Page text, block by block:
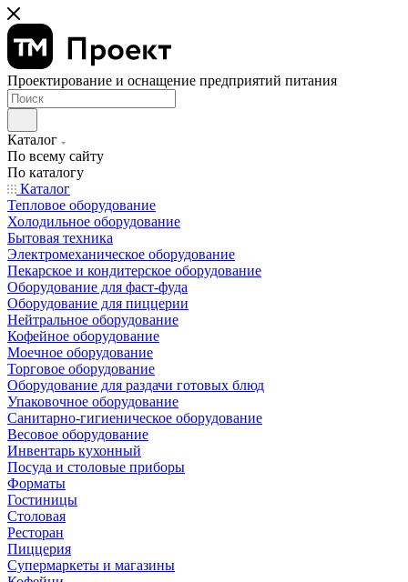
Проектирование и оснащение предприятий питания
Каталог
По всему сайту
По каталогу
Каталог
Тепловое оборудование
Холодильное оборудование
Бытовая техника
Электромеханическое оборудование
Пекарское и кондитерское оборудование
Оборудование для фаст-фуда
Оборудование для пиццерии
Нейтральное оборудование
Кофейное оборудование
Моечное оборудование
Торговое оборудование
Оборудование для раздачи готовых блюд
Упаковочное оборудование
Санитарно-гигиеническое оборудование
Весовое оборудование
Инвентарь кухонный
Посуда и столовые приборы
Форматы
Гостиницы
Столовая
Ресторан
Пиццерия
Супермаркеты и магазины